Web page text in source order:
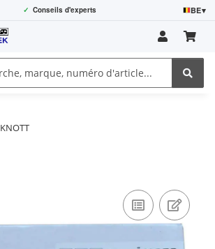
✓ Conseils d'experts BE▾
KNOTT